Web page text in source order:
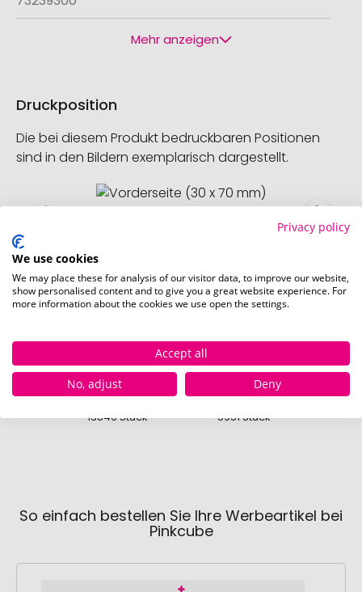
Mehr anzeigen
Druckposition
Die bei diesem Produkt bedruckbaren Positionen
sind in den Bildern exemplarisch dargestellt.
weiss
Sofort verfügbar
13846 Stück
schwarz
Sofort verfügbar
5951 Stück
So einfach bestellen Sie Ihre Werbeartikel bei
Pinkcube
Privacy policy
We use cookies
We may place these for analysis of our visitor data, to improve our website,
show personalised content and to give you a great website experience. For
more information about the cookies we use open the settings.
Accept all
No, adjust
Deny